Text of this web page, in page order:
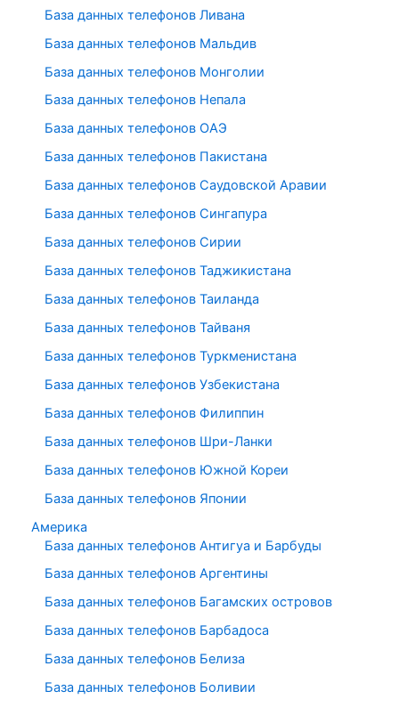
База данных телефонов Ливана
База данных телефонов Мальдив
База данных телефонов Монголии
База данных телефонов Непала
База данных телефонов ОАЭ
База данных телефонов Пакистана
База данных телефонов Саудовской Аравии
База данных телефонов Сингапура
База данных телефонов Сирии
База данных телефонов Таджикистана
База данных телефонов Таиланда
База данных телефонов Тайваня
База данных телефонов Туркменистана
База данных телефонов Узбекистана
База данных телефонов Филиппин
База данных телефонов Шри-Ланки
База данных телефонов Южной Кореи
База данных телефонов Японии
Америка
База данных телефонов Антигуа и Барбуды
База данных телефонов Аргентины
База данных телефонов Багамских островов
База данных телефонов Барбадоса
База данных телефонов Белиза
База данных телефонов Боливии